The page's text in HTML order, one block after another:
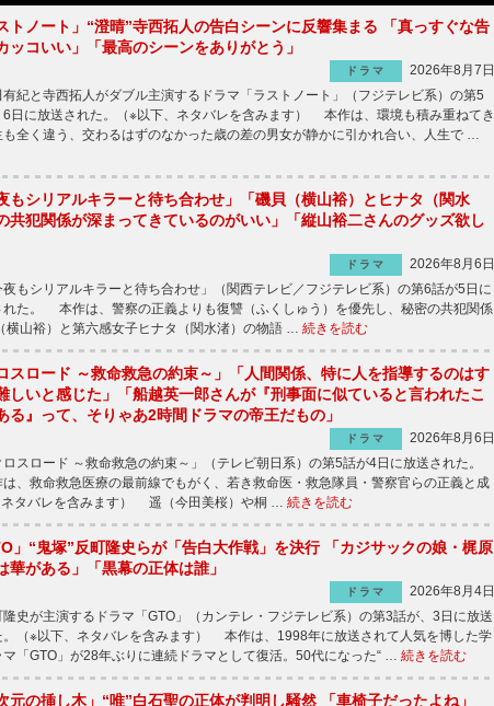
トノート」“澄晴”寺西拓人の告白シーンに反響集まる 「真っすぐな告
ッコいい」「最高のシーンをありがとう」
ドラマ
2026年8月7日
紀と寺西拓人がダブル主演するドラマ「ラストノート」（フジテレビ系）の第5
6日に放送された。（※以下、ネタバレを含みます） 本作は、環境も積み重ねてき
も全く違う、交わるはずのなかった歳の差の男女が静かに引かれ合い、人生で …
もシリアルキラーと待ち合わせ」「磯貝（横山裕）とヒナタ（関水
共犯関係が深まってきているのがいい」「縦山裕二さんのグッズ欲し
ドラマ
2026年8月6日
もシリアルキラーと待ち合わせ」（関西テレビ／フジテレビ系）の第6話が5日に
れた。 本作は、警察の正義よりも復讐（ふくしゅう）を優先し、秘密の共犯関係
横山裕）と第六感女子ヒナタ（関水渚）の物語 … 続きを読む
スロード ～救命救急の約束～」「人間関係、特に人を指導するのはす
しいと感じた」「船越英一郎さんが『刑事面に似ていると言われたこ
る』って、そりゃあ2時間ドラマの帝王だもの」
ドラマ
2026年8月6日
スロード ～救命救急の約束～」（テレビ朝日系）の第5話が4日に放送された。
、救命救急医療の最前線でもがく、若き救命医・救急隊員・警察官らの正義と成
ネタバレを含みます） 遥（今田美桜）や桐 … 続きを読む
」“鬼塚”反町隆史らが「告白大作戦」を決行 「カジサックの娘・梶原
華がある」「黒幕の正体は誰」
ドラマ
2026年8月4日
史が主演するドラマ「GTO」（カンテレ・フジテレビ系）の第3話が、3日に放送
。（※以下、ネタバレを含みます） 本作は、1998年に放送されて人気を博した学
マ「GTO」が28年ぶりに連続ドラマとして復活。50代になった“ … 続きを読む
元の挿し木」“唯”白石聖の正体が判明し騒然 「車椅子だったよね」